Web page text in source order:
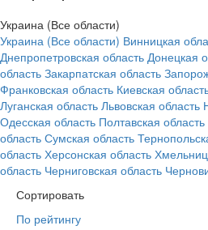
Украина (Все области)
Украина (Все области) Винницкая
Днепропетровская область Донецкая
область Закарпатская область
Франковская область Киевская
Луганская область Львовская область
Одесская область Полтавская область
область Сумская область
область Херсонская область
область Черниговская область
Сортировать
По рейтингу